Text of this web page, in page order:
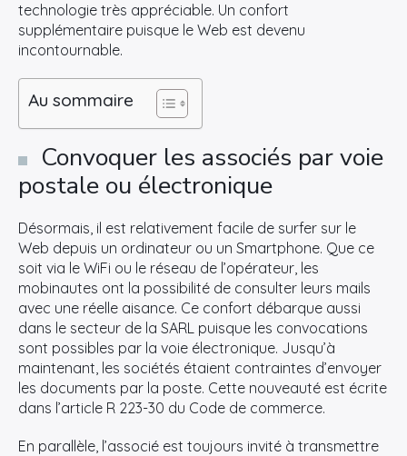
technologie très appréciable. Un confort
supplémentaire puisque le Web est devenu
incontournable.
Au sommaire
Convoquer les associés par voie
postale ou électronique
Désormais, il est relativement facile de surfer sur le
Web depuis un ordinateur ou un Smartphone. Que ce
soit via le WiFi ou le réseau de l’opérateur, les
mobinautes ont la possibilité de consulter leurs mails
avec une réelle aisance. Ce confort débarque aussi
dans le secteur de la SARL puisque les convocations
sont possibles par la voie électronique. Jusqu’à
maintenant, les sociétés étaient contraintes d’envoyer
les documents par la poste. Cette nouveauté est écrite
dans l’article R 223-30 du Code de commerce.
En parallèle, l’associé est toujours invité à transmettre